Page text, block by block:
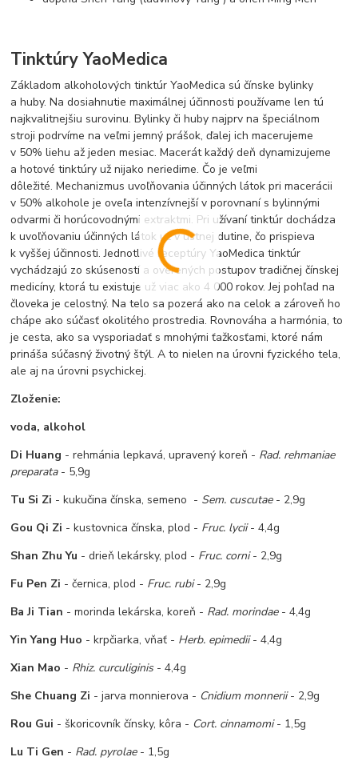
Tinktúry YaoMedica
Základom alkoholových tinktúr YaoMedica sú čínske bylinky
a huby. Na dosiahnutie maximálnej účinnosti používame len tú
najkvalitnejšiu surovinu. Bylinky či huby najprv na špeciálnom
stroji podrvíme na veľmi jemný prášok, ďalej ich macerujeme
v 50% liehu až jeden mesiac. Macerát každý deň dynamizujeme
a hotové tinktúry už nijako neriedime. Čo je veľmi
dôležité. Mechanizmus uvoľňovania účinných látok pri macerácii
v 50% alkohole je oveľa intenzívnejší v porovnaní s bylinnými
odvarmi či horúcovodnými extraktmi. Pri užívaní tinktúr dochádza
k uvoľňovaniu účinných látok už v ústnej dutine, čo prispieva
k vyššej účinnosti. Jednotlivé receptúry YaoMedica tinktúr
vychádzajú zo skúseností a overených postupov tradičnej čínskej
medicíny, ktorá tu existuje už viac ako 4 000 rokov. Jej pohľad na
človeka je celostný. Na telo sa pozerá ako na celok a zároveň ho
chápe ako súčasť okolitého prostredia. Rovnováha a harmónia, to
je cesta, ako sa vysporiadať s mnohými ťažkosťami, ktoré nám
prináša súčasný životný štýl. A to nielen na úrovni fyzického tela,
ale aj na úrovni psychickej.
Zloženie:
voda, alkohol
Di Huang - rehmánia lepkavá, upravený koreň - Rad. rehmaniae
preparata- 5,9g
Tu Si Zi - kukučina čínska, semeno - Sem. cuscutae- 2,9g
Gou Qi Zi - kustovnica čínska, plod - Fruc. lycii- 4,4g
Shan Zhu Yu - drieň lekársky, plod - Fruc. corni- 2,9g
Fu Pen Zi - černica, plod - Fruc. rubi- 2,9g
Ba Ji Tian - morinda lekárska, koreň - Rad. morindae- 4,4g
Yin Yang Huo - krpčiarka, vňať - Herb. epimedii- 4,4g
Xian Mao - Rhiz. curculiginis - 4,4g
She Chuang Zi - jarva monnierova - Cnidium monnerii- 2,9g
Rou Gui - škoricovník čínsky, kôra - Cort. cinnamomi- 1,5g
Lu Ti Gen - Rad. pyrolae- 1,5g